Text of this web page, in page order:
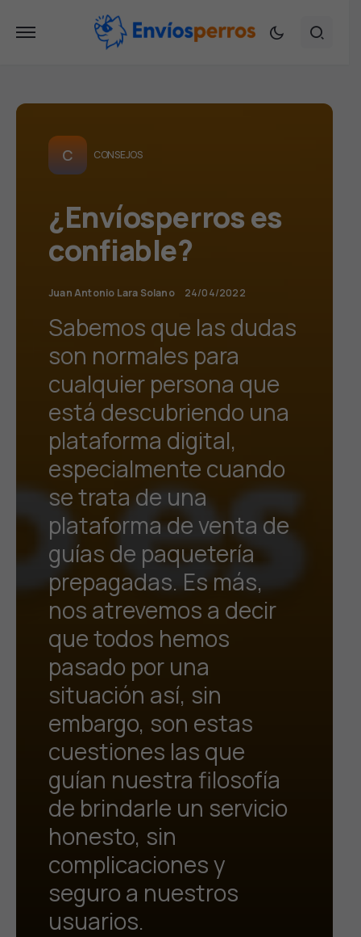
C CONSEJOS
¿Envíosperros es
confiable?
Juan Antonio Lara Solano 24/04/2022
Sabemos que las dudas
son normales para
cualquier persona que
está descubriendo una
plataforma digital,
especialmente cuando
se trata de una
plataforma de venta de
guías de paquetería
prepagadas. Es más,
nos atrevemos a decir
que todos hemos
pasado por una
situación así, sin
embargo, son estas
cuestiones las que
guían nuestra filosofía
de brindarle un servicio
honesto, sin
complicaciones y
seguro a nuestros
usuarios.